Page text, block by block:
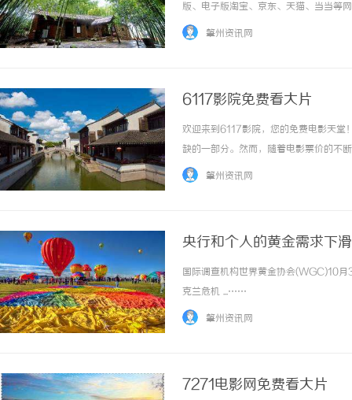
版、电子版淘宝、京东、天猫、当当等
版背景、历史和与时俱进的出版经验加
肇州资讯网
6117影院免费看大片
欢迎来到6117影院，您的免费电影天堂
缺的一部分。然而，随着电影票价的不
而生，为广大观众提供了一个免费观看
肇州资讯网
央行和个人的黄金需求下
国际调查机构世界黄金协会(WGC)10
克兰危机 ...……
肇州资讯网
7271电影网免费看大片